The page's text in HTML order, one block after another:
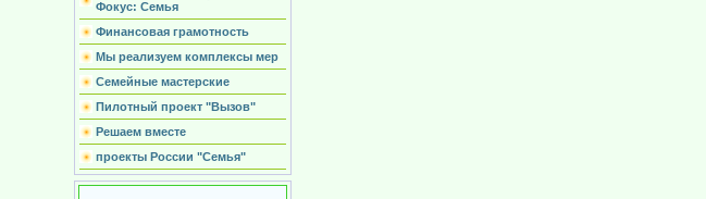
Фокус: Семья
Финансовая грамотность
Мы реализуем комплексы мер
Семейные мастерские
Пилотный проект "Вызов"
Решаем вместе
проекты России "Семья"